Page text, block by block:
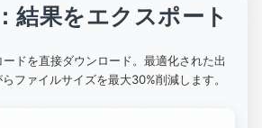
結果をエクスポート
ドを直接ダウンロード。最適化された出
ファイルサイズを最大30%削減します。